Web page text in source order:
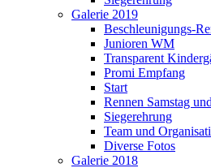
Galerie 2019
Beschleunigungs-
Junioren WM
Transparent
Promi Empfang
Start
Rennen Samstag
Siegerehrung
Team und
Diverse Fotos
Galerie 2018